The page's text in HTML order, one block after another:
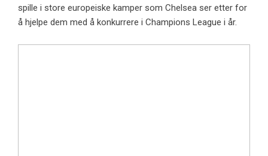
spille i store europeiske kamper som Chelsea ser etter for
å hjelpe dem med å konkurrere i Champions League i år.